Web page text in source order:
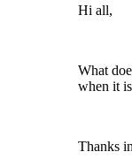
Hi all,
What
when it
Thanks